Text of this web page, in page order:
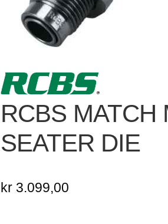
RCBS MATCH
SEATER DIE
kr 3.099,00